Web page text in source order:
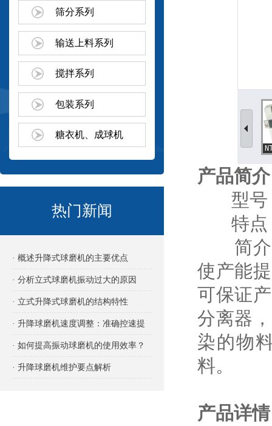
筛分系列
输送上料系列
搅拌系列
包装系列
糖衣机、成球机
热门新闻
· 概述升降式球磨机的主要优点
· 分析立式球磨机振动过大的原因
· 立式升降式球磨机的结构特性
· 升降球磨机速度调整：准确控速提
效的关键
· 如何提高振动球磨机的使用效率？
· 升降球磨机维护要点解析
产品简介
型号
特点：
简介：
使产能
可保证
分离器
染的物
料。
产品详情